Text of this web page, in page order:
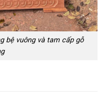
bệ vuông và tam cấp gỗ